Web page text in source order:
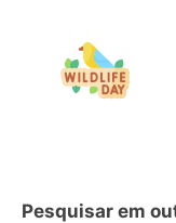
Pesquisar em